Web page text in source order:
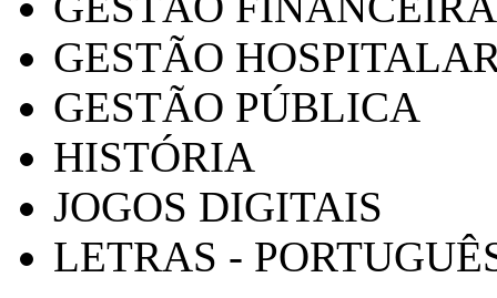
GESTÃO
GESTÃO PÚBLICA
HISTÓRIA
JOGOS DIGITAIS
LETRAS -